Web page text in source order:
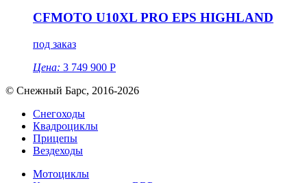
CFMOTO U10XL PRO EPS HIGHLAND
под заказ
Цена: 3 749 900 Р
© Снежный Барс, 2016-2026
Снегоходы
Квадроциклы
Прицепы
Вездеходы
Мотоциклы